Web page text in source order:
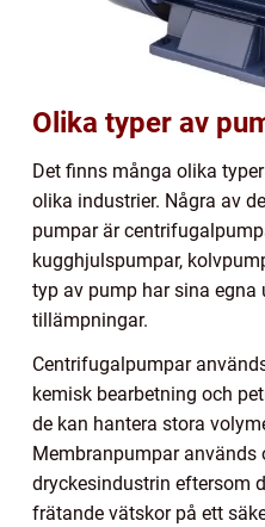
Olika typer av
Det finns många olika
olika industrier. Några av
pumpar är
kugghjulspumpar,
typ av pump har sina egna
tillämpningar.
Centrifugalpumpar
kemisk bearbetning och
de kan hantera stora
Membranpumpar
dryckesindustrin eftersom
frätande vätskor på ett